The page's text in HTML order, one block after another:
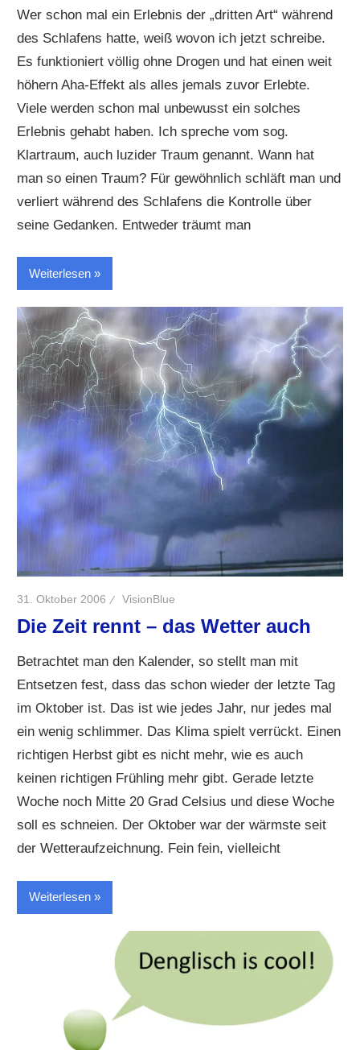
Wer schon mal ein Erlebnis der „dritten Art“ während
des Schlafens hatte, weiß wovon ich jetzt schreibe.
Es funktioniert völlig ohne Drogen und hat einen weit
höhern Aha-Effekt als alles jemals zuvor Erlebte.
Viele werden schon mal unbewusst ein solches
Erlebnis gehabt haben. Ich spreche vom sog.
Klartraum, auch luzider Traum genannt. Wann hat
man so einen Traum? Für gewöhnlich schläft man und
verliert während des Schlafens die Kontrolle über
seine Gedanken. Entweder träumt man
Weiterlesen
31. Oktober 2006 VisionBlue
Die Zeit rennt – das Wetter auch
Betrachtet man den Kalender, so stellt man mit
Entsetzen fest, dass das schon wieder der letzte Tag
im Oktober ist. Das ist wie jedes Jahr, nur jedes mal
ein wenig schlimmer. Das Klima spielt verrückt. Einen
richtigen Herbst gibt es nicht mehr, wie es auch
keinen richtigen Frühling mehr gibt. Gerade letzte
Woche noch Mitte 20 Grad Celsius und diese Woche
soll es schneien. Der Oktober war der wärmste seit
der Wetteraufzeichnung. Fein fein, vielleicht
Weiterlesen